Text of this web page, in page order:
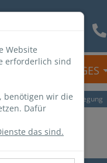
Website
erforderlich sind
benötigen wir die
Dafür
das sind.
SONSTIGES
Belegung